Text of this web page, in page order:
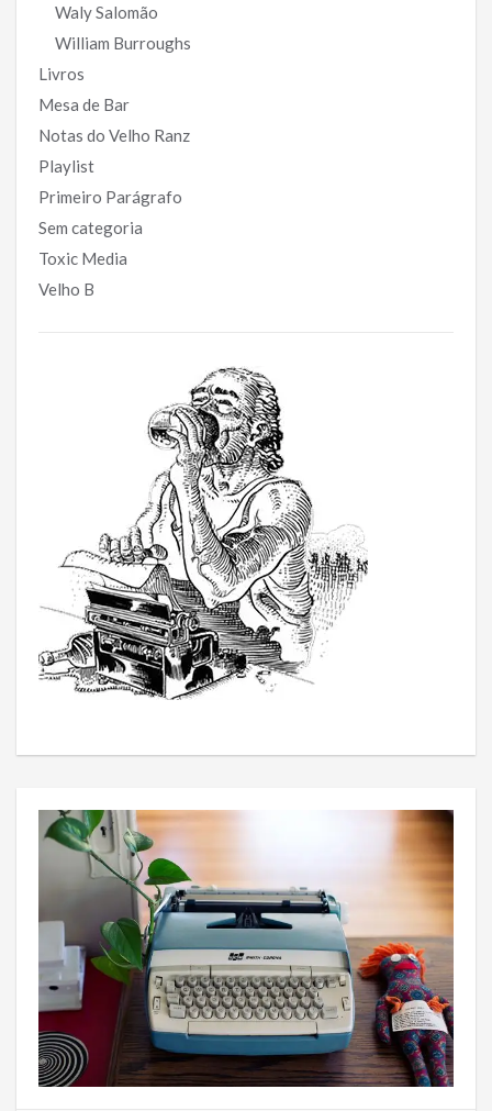
Waly Salomão
William Burroughs
Livros
Mesa de Bar
Notas do Velho Ranz
Playlist
Primeiro Parágrafo
Sem categoria
Toxic Media
Velho B